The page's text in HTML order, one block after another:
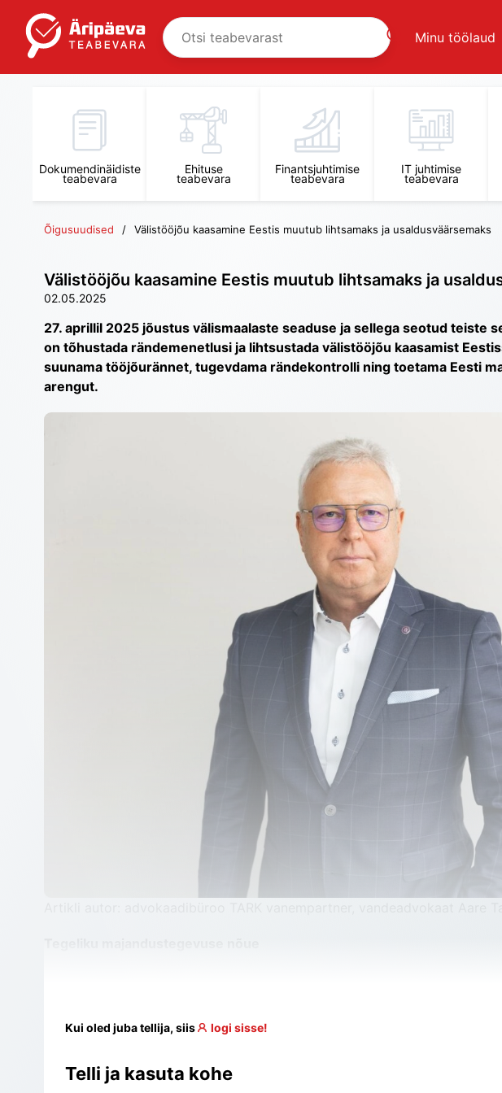
Minu töölaud
Dokumendinäidiste
teabevara
Ehituse
teabevara
Finantsjuhtimise
teabevara
IT juhtimise
teabevara
Õigusuudised Välistööjõu kaasamine Eestis muutub lihtsamaks ja usaldusväärsemaks
Välistööjõu kaasamine Eestis muutub lihtsamaks ja
02.05.2025
27. aprillil 2025 jõustus välismaalaste seaduse ja sellega seotud teiste
on tõhustada rändemenetlusi ja lihtsustada välistööjõu kaasamist
suunama tööjõurännet, tugevdama rändekontrolli ning toetama Eesti
arengut.
Kui oled juba tellija, siis logi sisse!
Telli ja kasuta kohe